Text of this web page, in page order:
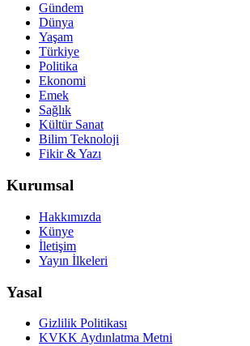
Gündem
Dünya
Yaşam
Türkiye
Politika
Ekonomi
Emek
Sağlık
Kültür Sanat
Bilim Teknoloji
Fikir & Yazı
Kurumsal
Hakkımızda
Künye
İletişim
Yayın İlkeleri
Yasal
Gizlilik Politikası
KVKK Aydınlatma Metni